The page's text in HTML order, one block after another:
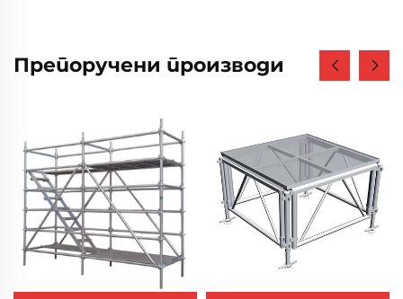
Препоручени производи